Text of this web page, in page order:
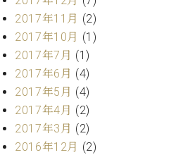
房
ブ
グ
ア
ク
セ
ス
お
2017年11月 (2)
2017年10月 (1)
2017年7月 (1)
2017年6月 (4)
2017年5月 (4)
2017年4月 (2)
2017年3月 (2)
2016年12月 (2)